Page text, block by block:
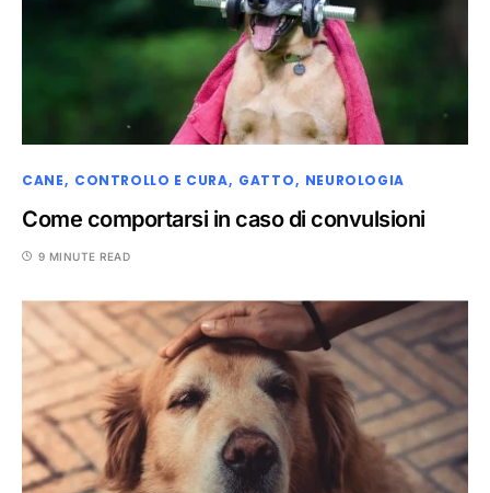
CANE CONTROLLO E CURA GATTO NEUROLOGIA
Come comportarsi in caso di convulsioni
9 MINUTE READ